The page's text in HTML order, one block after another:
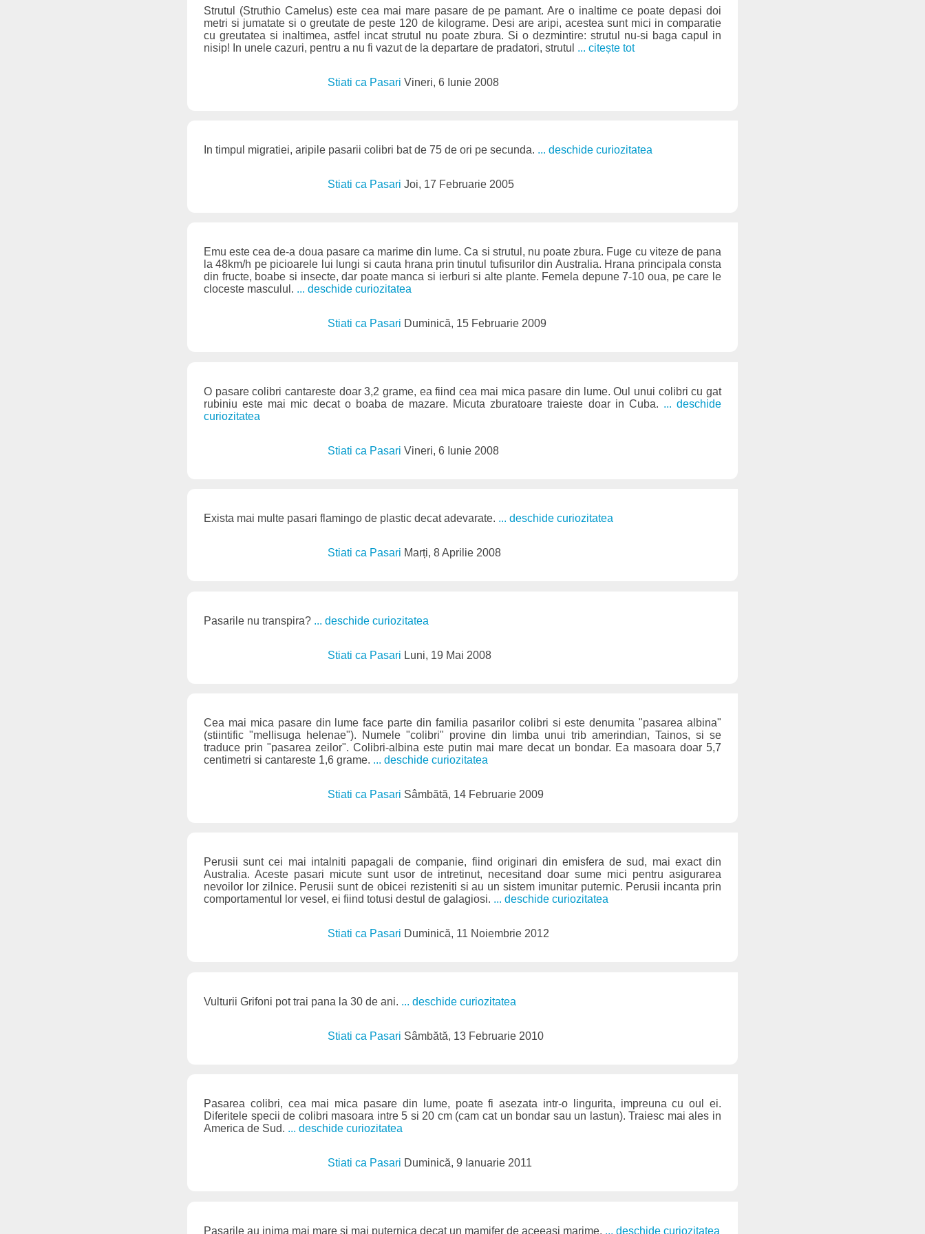
Strutul (Struthio Camelus) este cea mai mare pasare de pe pamant. Are o inaltime ce poate depasi doi
metri si jumatate si o greutate de peste 120 de kilograme. Desi are aripi, acestea sunt mici in comparatie
cu greutatea si inaltimea, astfel incat strutul nu poate zbura. Si o dezmintire: strutul nu-si baga capul in
nisip! In unele cazuri, pentru a nu fi vazut de la departare de pradatori, strutul ... citește tot
Stiati ca PasariVineri, 6 Iunie 2008
In timpul migratiei, aripile pasarii colibri bat de 75 de ori pe secunda. ... deschide curiozitatea
Stiati ca PasariJoi, 17 Februarie 2005
Emu este cea de-a doua pasare ca marime din lume. Ca si strutul, nu poate zbura. Fuge cu viteze de pana
la 48km/h pe picioarele lui lungi si cauta hrana prin tinutul tufisurilor din Australia. Hrana principala consta
din fructe, boabe si insecte, dar poate manca si ierburi si alte plante. Femela depune 7-10 oua, pe care le
cloceste masculul. ... deschide curiozitatea
Stiati ca Pasari Duminică, 15 Februarie 2009
O pasare colibri cantareste doar 3,2 grame, ea fiind cea mai mica pasare din lume. Oul unui colibri cu gat
rubiniu este mai mic decat o boaba de mazare. Micuta zburatoare traieste doar in Cuba. ... deschide
curiozitatea
Stiati ca PasariVineri, 6 Iunie 2008
Exista mai multe pasari flamingo de plastic decat adevarate. ... deschide curiozitatea
Stiati ca Pasari Marți, 8 Aprilie 2008
Pasarile nu transpira? ... deschide curiozitatea
Stiati ca Pasari Luni, 19 Mai 2008
Cea mai mica pasare din lume face parte din familia pasarilor colibri si este denumita "pasarea albina"
(stiintific "mellisuga helenae"). Numele "colibri" provine din limba unui trib amerindian, Tainos, si se
traduce prin "pasarea zeilor". Colibri-albina este putin mai mare decat un bondar. Ea masoara doar 5,7
centimetri si cantareste 1,6 grame. ... deschide curiozitatea
Stiati ca Pasari Sâmbătă, 14 Februarie 2009
Perusii sunt cei mai intalniti papagali de companie, fiind originari din emisfera de sud, mai exact din
Australia. Aceste pasari micute sunt usor de intretinut, necesitand doar sume mici pentru asigurarea
nevoilor lor zilnice. Perusii sunt de obicei rezisteniti si au un sistem imunitar puternic. Perusii incanta prin
comportamentul lor vesel, ei fiind totusi destul de galagiosi. ... deschide curiozitatea
Stiati ca Pasari Duminică, 11 Noiembrie 2012
Vulturii Grifoni pot trai pana la 30 de ani. ... deschide curiozitatea
Stiati ca Pasari Sâmbătă, 13 Februarie 2010
Pasarea colibri, cea mai mica pasare din lume, poate fi asezata intr-o lingurita, impreuna cu oul ei.
Diferitele specii de colibri masoara intre 5 si 20 cm (cam cat un bondar sau un lastun). Traiesc mai ales in
America de Sud. ... deschide curiozitatea
Stiati ca Pasari Duminică, 9 Ianuarie 2011
Pasarile au inima mai mare si mai puternica decat un mamifer de aceeasi marime. ... deschide curiozitatea